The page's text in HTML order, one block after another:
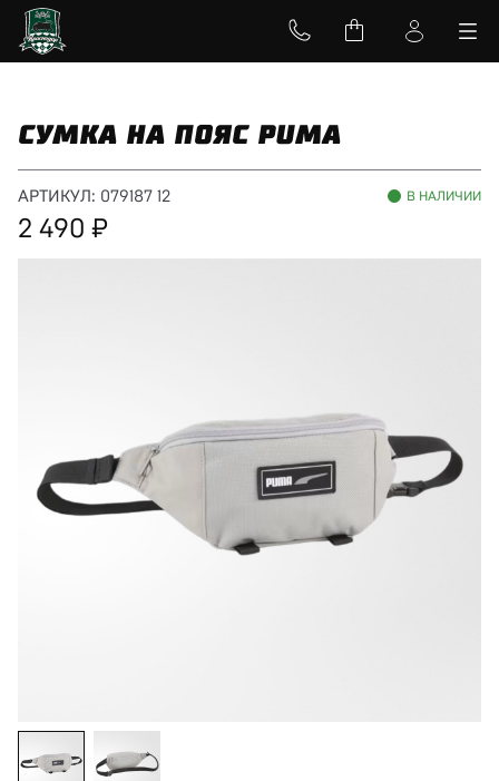
СУМКА НА ПОЯС PUMA
АРТИКУЛ: 079187 12 В НАЛИЧИИ
2 490